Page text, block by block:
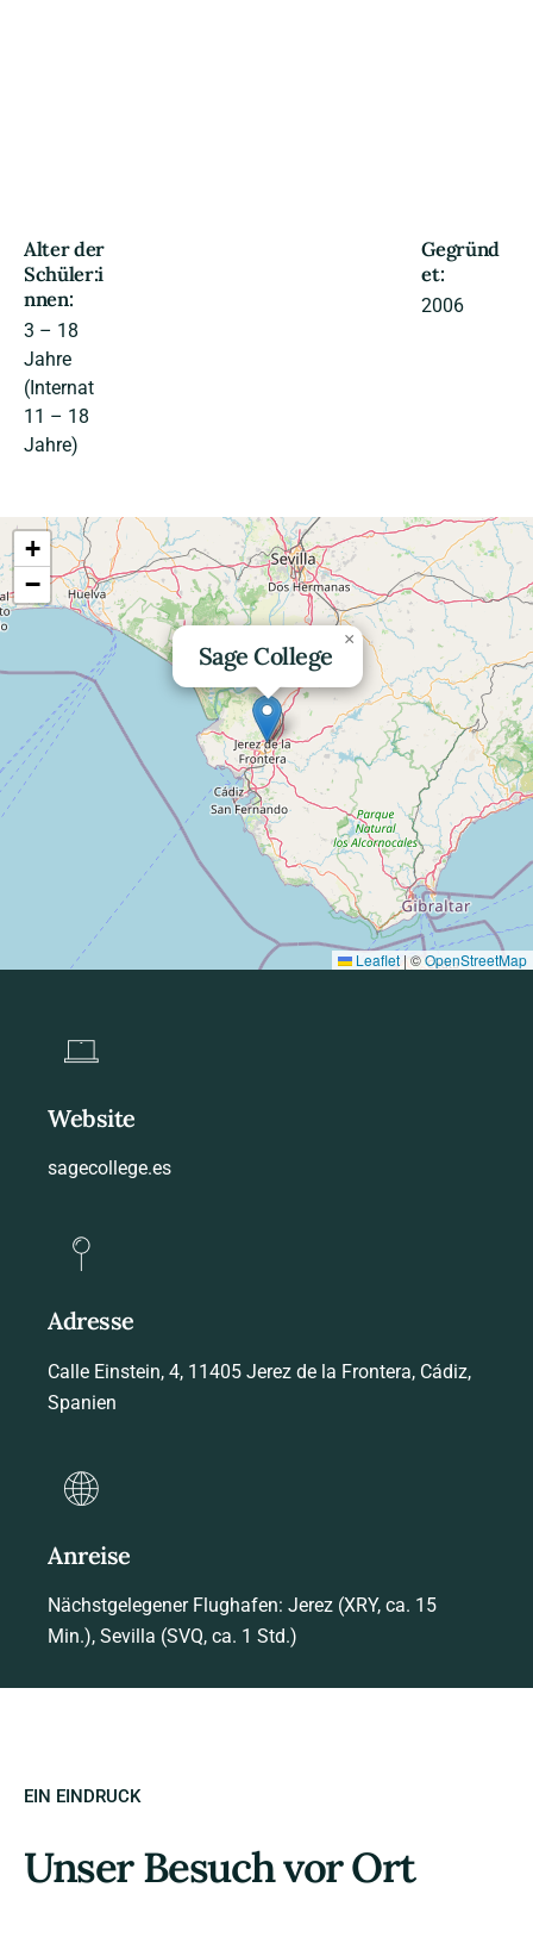
Alter der
Schüler:i
nnen:
3 – 18
Jahre
(Internat
11 – 18
Jahre)
Gegründ
et:
2006
Sage College
×
+
−
Leaflet | ©OpenStreetMap
Website
sagecollege.es
Adresse
Calle Einstein, 4, 11405 Jerez de la Frontera, Cádiz,
Spanien
Anreise
Nächstgelegener Flughafen: Jerez (XRY, ca. 15
Min.), Sevilla (SVQ, ca. 1 Std.)
EIN EINDRUCK
Unser Besuch vor Ort